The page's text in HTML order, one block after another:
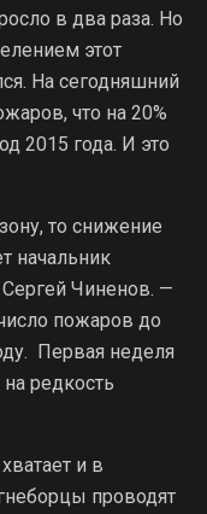
в два раза. Но
этот
На сегодняшний
что на 20%
2015 года. И это
то снижение
начальник
Чиненов. —
пожаров до
Первая неделя
редкость
и в
проводят